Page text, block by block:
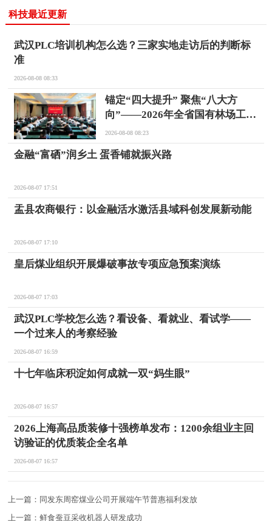
科技最近更新
武汉PLC培训机构怎么选？三家实地走访后的判断标
准
2026-08-08 08:33
锚定“四大提升” 聚焦“八大方
向”——2026年全省国有林场工作
推进培训会在忻州五寨召开
2026-08-08 08:23
金融“富硒”润乡土 蛋香铺就振兴路
2026-08-07 17:51
盂县农商银行：以金融活水激活县域科创发展新动能
2026-08-07 17:10
皇后煤业组织开展爆破事故专项应急预案演练
2026-08-07 17:03
武汉PLC学校怎么选？看设备、看就业、看试学——
一个过来人的考察经验
2026-08-07 16:59
十七年临床积淀如何成就一双“妈生眼”
2026-08-07 16:57
2026上海高品质装修十强榜单发布：1200余组业主回
访验证的优质装企全名单
2026-08-07 16:57
上一篇： 同发东周窑煤业公司开展端午节普惠福利发放
上一篇：鲜食蚕豆采收机器人研发成功